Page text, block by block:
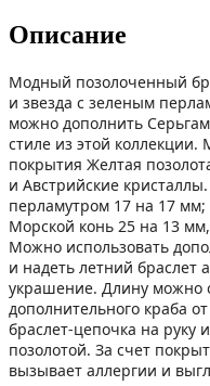
Описание
Модный позолоченный
и звезда с зеленым
можно дополнить
стиле из этой
покрытия Желтая
и Австрийские
перламутром 17 на 17
Морской конь 25 на 13
Можно использовать
и надеть летний браслет
украшение. Длину можно
дополнительного краба
браслет-цепочка на руку
позолотой. За счет
вызывает аллергии и